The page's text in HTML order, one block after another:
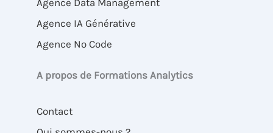
Agence Data Management
Agence IA Générative
Agence No Code
A propos de Formations Analytics
Contact